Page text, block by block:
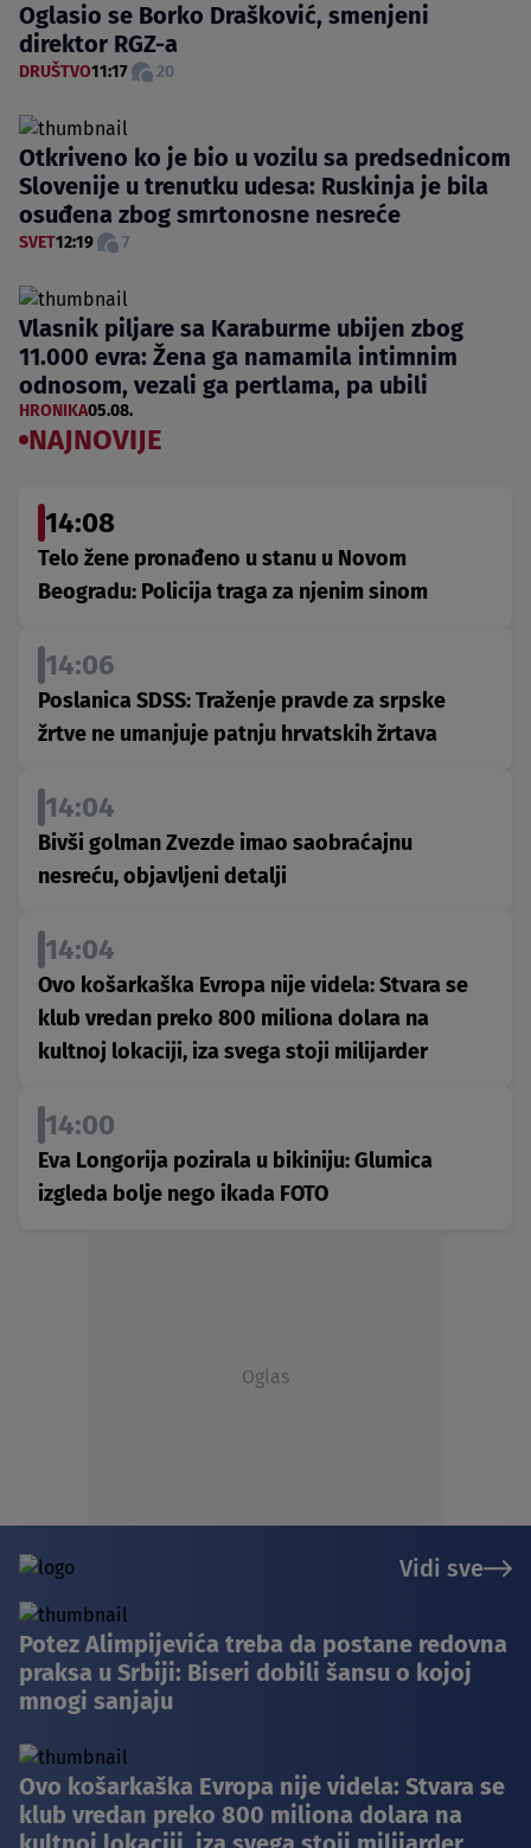
Oglasio se Borko Drašković, smenjeni
direktor RGZ-a
DRUŠTVO11:17 20
Otkriveno ko je bio u vozilu sa predsednicom
Slovenije u trenutku udesa: Ruskinja je bila
osuđena zbog smrtonosne nesreće
SVET12:19 7
Vlasnik piljare sa Karaburme ubijen zbog
11.000 evra: Žena ga namamila intimnim
odnosom, vezali ga pertlama, pa ubili
HRONIKA05.08.
NAJNOVIJE
14:08
Telo žene pronađeno u stanu u Novom
Beogradu: Policija traga za njenim sinom
14:06
Poslanica SDSS: Traženje pravde za srpske
žrtve ne umanjuje patnju hrvatskih žrtava
14:04
Bivši golman Zvezde imao saobraćajnu
nesreću, objavljeni detalji
14:04
Ovo košarkaška Evropa nije videla: Stvara se
klub vredan preko 800 miliona dolara na
kultnoj lokaciji, iza svega stoji milijarder
14:00
Eva Longorija pozirala u bikiniju: Glumica
izgleda bolje nego ikada FOTO
Oglas
Vidi sve
Potez Alimpijevića treba da postane redovna
praksa u Srbiji: Biseri dobili šansu o kojoj
mnogi sanjaju
Ovo košarkaška Evropa nije videla: Stvara se
klub vredan preko 800 miliona dolara na